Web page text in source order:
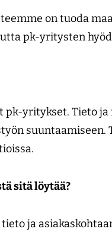
on tuoda
pk-yritysten
pk-yritykset. Tieto
suuntaamiseen.
sitä löytää?
ja